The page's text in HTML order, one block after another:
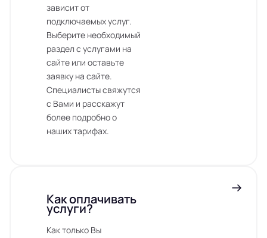
зависит от
подключаемых услуг.
Выберите необходимый
раздел с услугами на
сайте или оставьте
заявку на сайте.
Специалисты свяжутся
с Вами и расскажут
более подробно о
наших тарифах.
Как оплачивать
услуги?
Как только Вы